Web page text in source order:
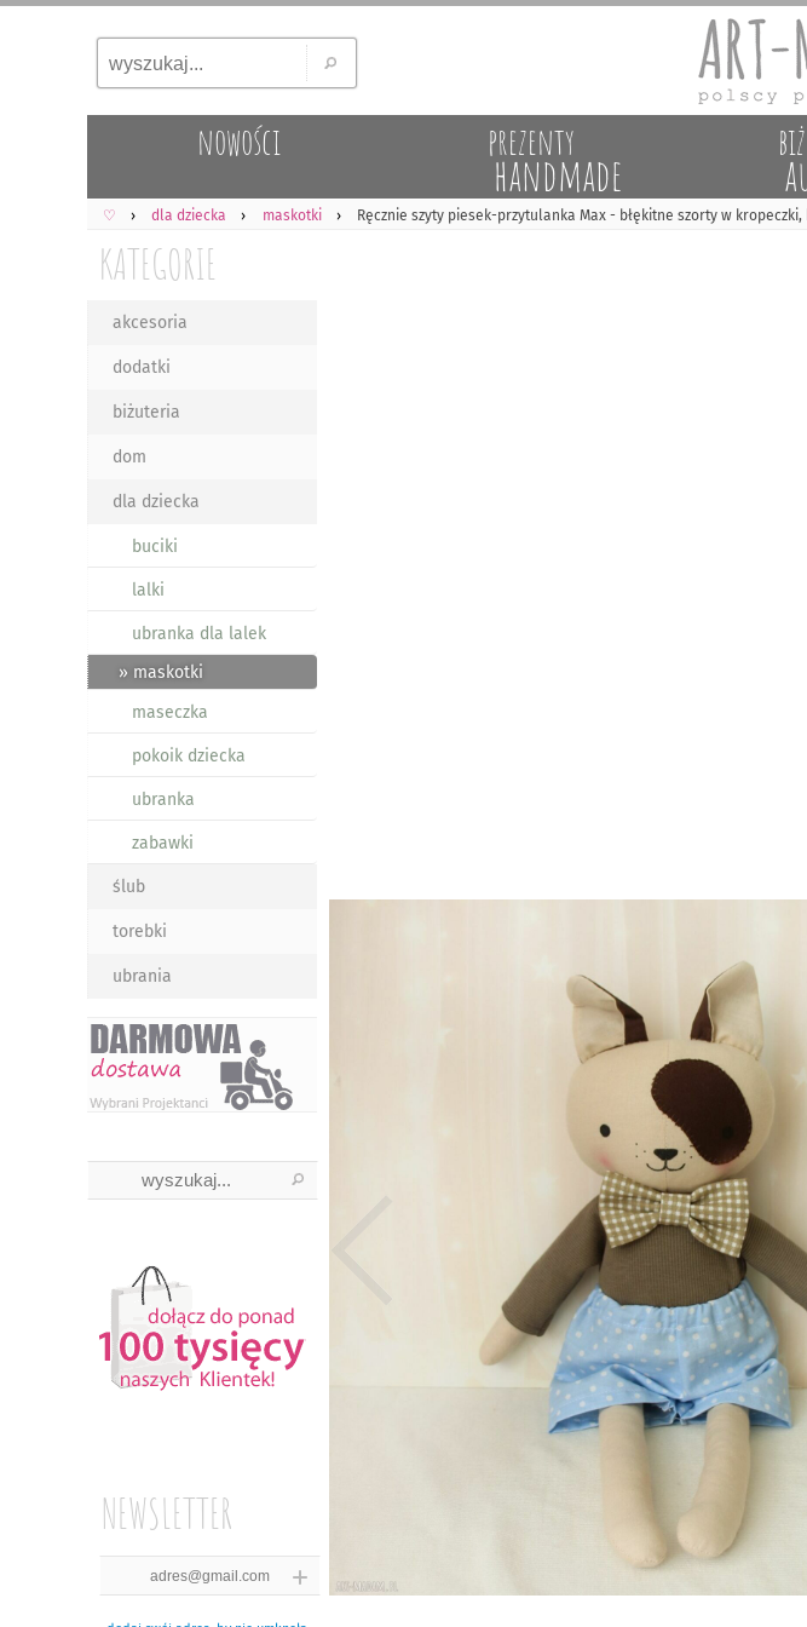
nowości prezenty
handmade
♡ dla dziecka maskotki Ręcznie szyty piesek-przytulanka Max - błękitne szorty w
KATEGORIE
akcesoria
dodatki
biżuteria
dom
dla dziecka
buciki
lalki
ubranka dla lalek
» maskotki
maseczka
pokoik dziecka
ubranka
zabawki
ślub
torebki
ubrania
NEWSLETTER